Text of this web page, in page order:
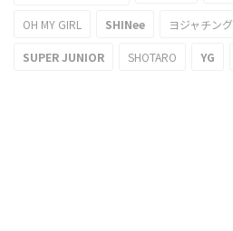
OH MY GIRL SHINee ヨジャチング
SUPER JUNIOR SHOTARO YG